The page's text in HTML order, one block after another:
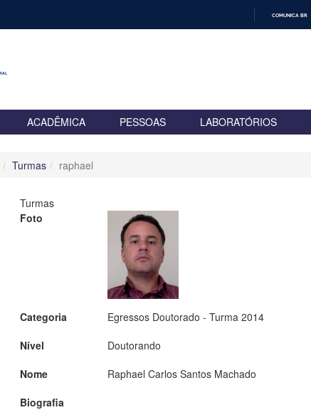
COMUNICA BR
ACADÊMICA PESSOAS LABORATÓRIOS
Turmas raphael
Turmas
Foto
Categoria
Egressos Doutorado - Turma 2014
Nível
Doutorando
Nome
Raphael Carlos Santos Machado
Biografia